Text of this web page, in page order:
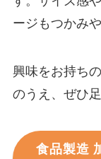
ージもつかみ
興味をお持ち
のうえ、ぜひ
食品製造